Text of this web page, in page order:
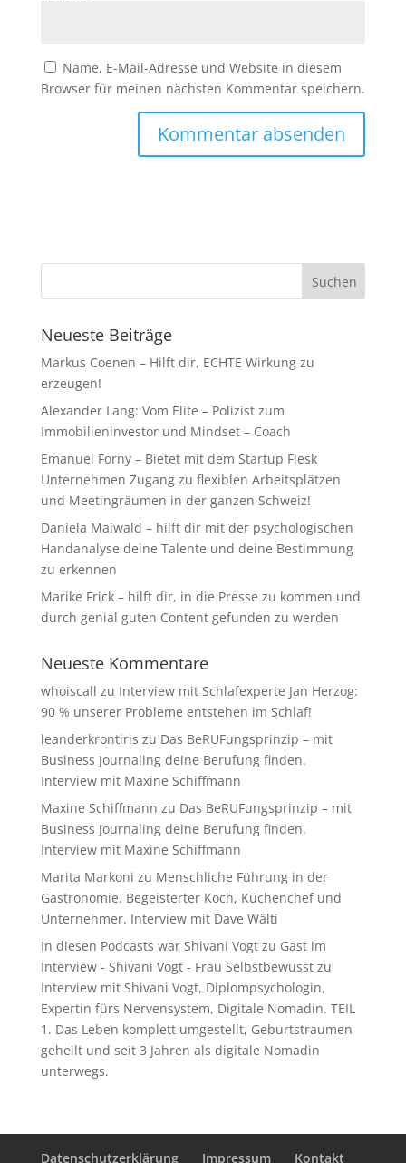
Name, E-Mail-Adresse und Website in diesem
Browser für meinen nächsten Kommentar speichern.
Neueste Beiträge
Markus Coenen – Hilft dir, ECHTE Wirkung zu
erzeugen!
Alexander Lang: Vom Elite – Polizist zum
Immobilieninvestor und Mindset – Coach
Emanuel Forny – Bietet mit dem Startup Flesk
Unternehmen Zugang zu flexiblen Arbeitsplätzen
und Meetingräumen in der ganzen Schweiz!
Daniela Maiwald – hilft dir mit der psychologischen
Handanalyse deine Talente und deine Bestimmung
zu erkennen
Marike Frick – hilft dir, in die Presse zu kommen und
durch genial guten Content gefunden zu werden
Neueste Kommentare
whoiscall zu Interview mit Schlafexperte Jan Herzog:
90 % unserer Probleme entstehen im Schlaf!
leanderkrontiris zu Das BeRUFungsprinzip – mit
Business Journaling deine Berufung finden.
Interview mit Maxine Schiffmann
Maxine Schiffmann zu Das BeRUFungsprinzip – mit
Business Journaling deine Berufung finden.
Interview mit Maxine Schiffmann
Marita Markoni zu Menschliche Führung in der
Gastronomie. Begeisterter Koch, Küchenchef und
Unternehmer. Interview mit Dave Wälti
In diesen Podcasts war Shivani Vogt zu Gast im
Interview - Shivani Vogt - Frau Selbstbewusstzu
Interview mit Shivani Vogt, Diplompsychologin,
Expertin fürs Nervensystem, Digitale Nomadin. TEIL
1. Das Leben komplett umgestellt, Geburtstraumen
geheilt und seit 3 Jahren als digitale Nomadin
unterwegs.
Datenschutzerklärung Impressum Kontakt